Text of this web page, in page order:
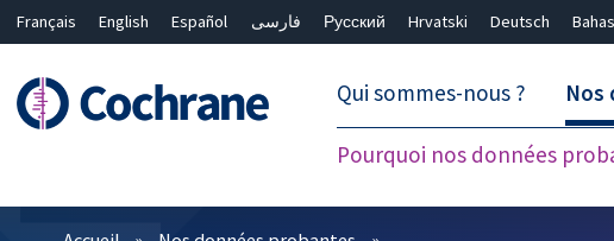
Français English Español فارسی Русский Hrvatski Deutsch
Qui sommes-nous ? Nos
Pourquoi nos données
Filtres